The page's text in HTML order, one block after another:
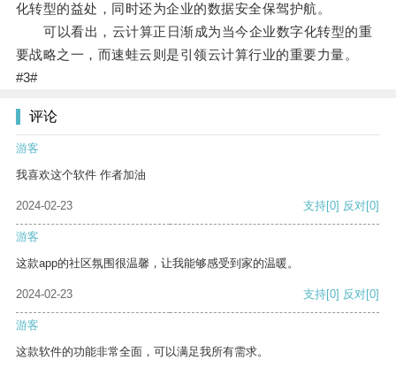
化转型的益处，同时还为企业的数据安全保驾护航。
可以看出，云计算正日渐成为当今企业数字化转型的重
要战略之一，而速蛙云则是引领云计算行业的重要力量。
#3#
评论
游客
我喜欢这个软件 作者加油
2024-02-23 支持[0] 反对[0]
游客
这款app的社区氛围很温馨，让我能够感受到家的温暖。
2024-02-23 支持[0] 反对[0]
游客
这款软件的功能非常全面，可以满足我所有需求。